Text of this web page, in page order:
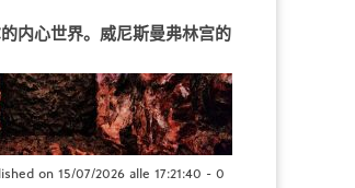
内心世界。威尼斯曼弗林宫的
on 15/07/2026 alle 17:21:40 - 0